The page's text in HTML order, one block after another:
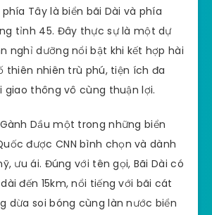
phía Tây là biển bãi Dài và phía
tỉnh 45. Đây thực sự là một dự
nghỉ dưỡng nổi bật khi kết hợp hài
thiên nhiên trù phú, tiện ích đa
giao thông vô cùng thuận lợi.
Dầu một trong những biển
được CNN bình chọn và dành
ưu ái. Đúng với tên gọi, Bãi Dài có
đến 15km, nổi tiếng với bãi cát
dừa soi bóng cùng làn nước biển